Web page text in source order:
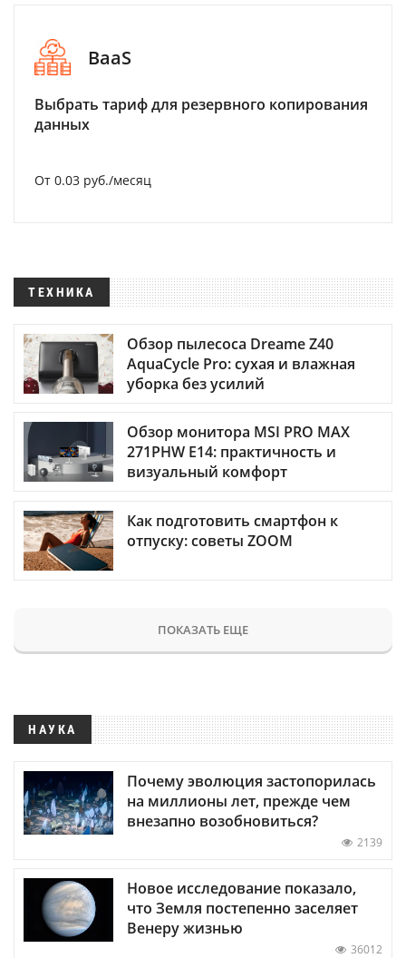
BaaS
Выбрать тариф для резервного копирования
данных
От 0.03 руб./месяц
ТЕХНИКА
Обзор пылесоса Dreame Z40
AquaCycle Pro: сухая и влажная
уборка без усилий
Обзор монитора MSI PRO MAX
271PHW E14: практичность и
визуальный комфорт
Как подготовить смартфон к
отпуску: советы ZOOM
ПОКАЗАТЬ ЕЩЕ
НАУКА
Почему эволюция застопорилась
на миллионы лет, прежде чем
внезапно возобновиться?
2139
Новое исследование показало,
что Земля постепенно заселяет
Венеру жизнью
36012